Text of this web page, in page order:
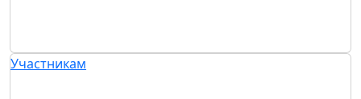
Участникам